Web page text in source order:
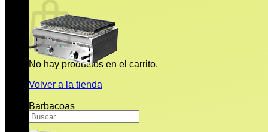
No hay productos en el carrito.
Volver a la tienda
Buscar
por:
Barbacoas